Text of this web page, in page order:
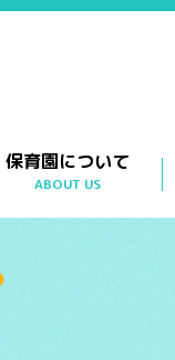
保育園について
ABOUT US